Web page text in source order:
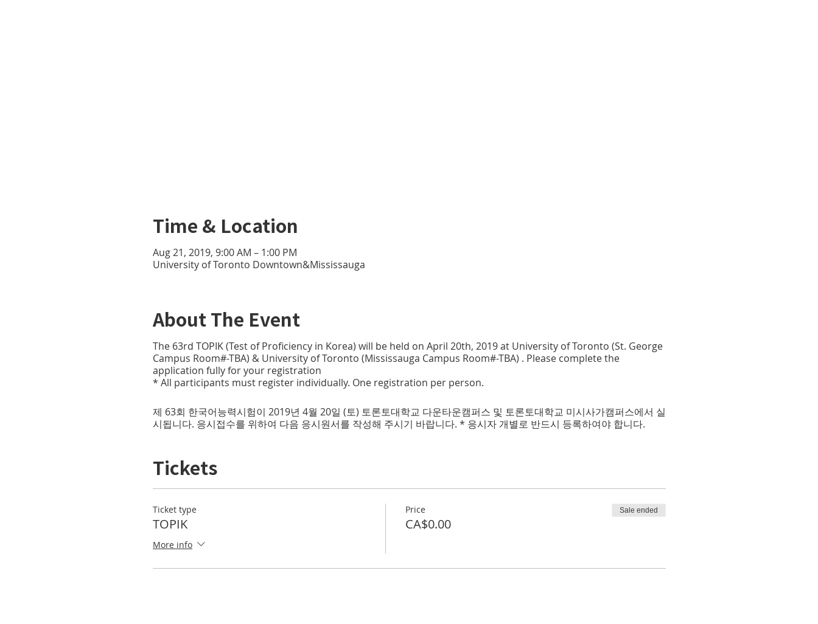
Time & Location
Aug 21, 2019, 9:00 AM – 1:00 PM
University of Toronto Downtown&Mississauga
About The Event
The 63rd TOPIK (Test of Proficiency in Korea) will be held on April 20th, 2019 at University of Toronto (St. George
Campus Room#-TBA) & University of Toronto (Mississauga Campus Room#-TBA) . Please complete the
application fully for your registration
* All participants must register individually. One registration per person.
제 63회 한국어능력시험이 2019년 4월 20일 (토) 토론토대학교 다운타운캠퍼스 및 토론토대학교 미시사가캠퍼스에서 실
시됩니다. 응시접수를 위하여 다음 응시원서를 작성해 주시기 바랍니다. * 응시자 개별로 반드시 등록하여야 합니다.
Tickets
Ticket type
TOPIK
More info
Price
CA$0.00
Sale ended